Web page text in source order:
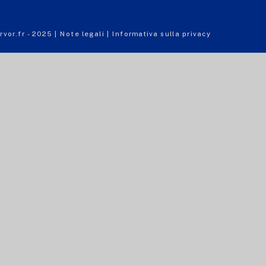
- 2025 | Note legali | Informativa sulla privacy